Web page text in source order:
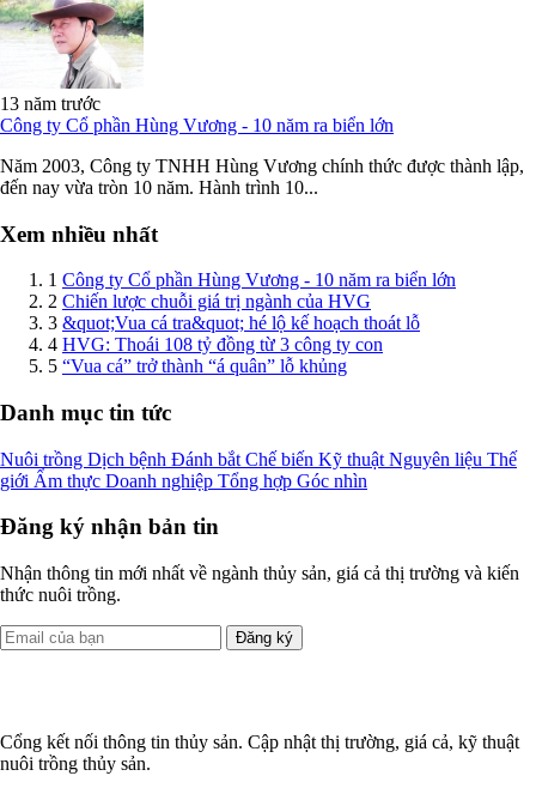
13 năm trước
Công ty Cổ phần Hùng Vương - 10 năm ra biển lớn
Năm 2003, Công ty TNHH Hùng Vương chính thức được thành lập,
đến nay vừa tròn 10 năm. Hành trình 10...
Xem nhiều nhất
1 Công ty Cổ phần Hùng Vương - 10 năm ra biển lớn
2 Chiến lược chuỗi giá trị ngành của HVG
3 &quot;Vua cá tra&quot; hé lộ kế hoạch thoát lỗ
4 HVG: Thoái 108 tỷ đồng từ 3 công ty con
5 “Vua cá” trở thành “á quân” lỗ khủng
Danh mục tin tức
Nuôi trồng Dịch bệnh Đánh bắt Chế biến Kỹ thuật Nguyên liệu Thế
giới Ẩm thực Doanh nghiệp Tổng hợp Góc nhìn
Đăng ký nhận bản tin
Nhận thông tin mới nhất về ngành thủy sản, giá cả thị trường và kiến
thức nuôi trồng.
Đăng ký
Cổng kết nối thông tin thủy sản. Cập nhật thị trường, giá cả, kỹ thuật
nuôi trồng thủy sản.